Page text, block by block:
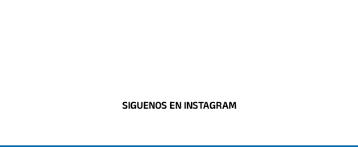
SIGUENOS EN INSTAGRAM